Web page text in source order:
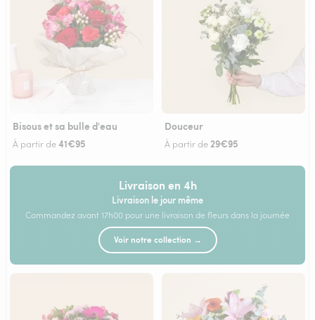
Bisous et sa bulle d'eau
À partir de41€95
Douceur
À partir de29€95
Livraison en 4h
Livraison le jour même
Commandez avant 17h00 pour une livraison de fleurs dans la journée
Voir notre collection →